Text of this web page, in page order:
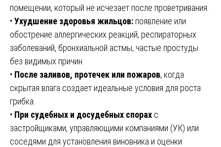
помещении, который не исчезает после проветривания.
• Ухудшение здоровья жильцов: появление или
обострение аллергических реакций, респираторных
заболеваний, бронхиальной астмы, частые простуды
без видимых причин.
• После заливов, протечек или пожаров, когда
скрытая влага создает идеальные условия для роста
грибка.
• При судебных и досудебных спорах с
застройщиками, управляющими компаниями (УК) или
соседями для установления виновника и оценки